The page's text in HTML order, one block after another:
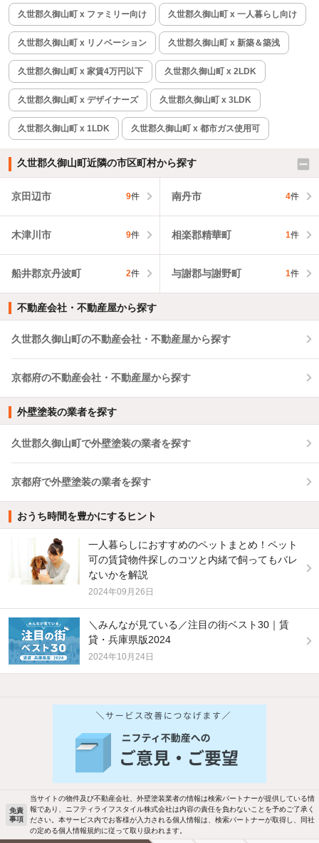
久世郡久御山町 x ファミリー向け 久世郡久御山町 x 一人暮らし向け
久世郡久御山町 x リノベーション 久世郡久御山町 x 新築＆築浅
久世郡久御山町 x 家賃4万円以下 久世郡久御山町 x 2LDK
久世郡久御山町 x デザイナーズ 久世郡久御山町 x 3LDK
久世郡久御山町 x 1LDK 久世郡久御山町 x 都市ガス使用可
久世郡久御山町近隣の市区町村から探す
京田辺市 9件 南丹市 4件
木津川市 9件 相楽郡精華町 1件
船井郡京丹波町 2件 与謝郡与謝野町 1件
不動産会社・不動産屋から探す
久世郡久御山町の不動産会社・不動産屋から探す
京都府の不動産会社・不動産屋から探す
外壁塗装の業者を探す
久世郡久御山町で外壁塗装の業者を探す
京都府で外壁塗装の業者を探す
おうち時間を豊かにするヒント
一人暮らしにおすすめのペットまとめ！ペット
可の賃貸物件探しのコツと内緒で飼ってもバレ
ないかを解説
2024年09月26日
＼みんなが見ている／注目の街ベスト30｜賃
貸・兵庫県版2024
2024年10月24日
バス・トイレ別 2階以上
洗濯機置場あり 独立洗面台
免責
事項
当サイトの物件及び不動産会社、外壁塗装業者の情報は検索パートナーが提供している情
報であり、ニフティライフスタイル株式会社は内容の責任を負わないことを予めご了承く
ださい。本サービス内でお客様が入力される個人情報は、検索パートナーが取得し、同社
の定める個人情報規約に従って取り扱われます。